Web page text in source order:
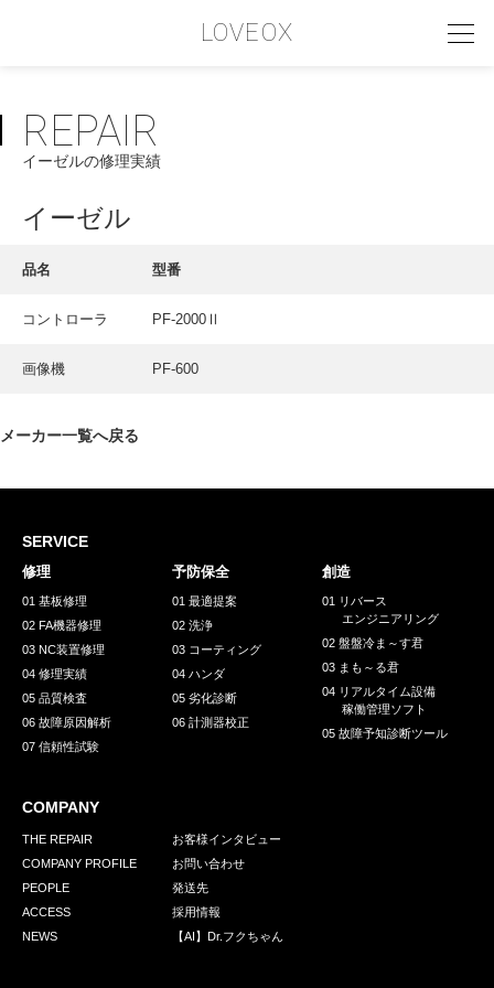
LOVEOX
PHILOSOPHY
フィロソフィー
COMPANY PROFILE
INTERVIEW
GREEN CHALLENGE
環境への取り組み
お問い合わせ 発送先
REPAIR
イーゼルの修理実績
イーゼル
品名 型番
コントローラ PF-2000Ⅱ
画像機 PF-600
メーカー一覧へ戻る
SERVICE
修理
01 基板修理
02 FA機器修理
03 NC装置修理
04 修理実績
05 品質検査
06 故障原因解析
07 信頼性試験
予防保全
01 最適提案
02 洗浄
03 コーティング
04 ハンダ
05 劣化診断
06 計測器校正
創造
01 リバース
エンジニアリング
02 盤盤冷ま～す君
03 まも～る君
04 リアルタイム設備
稼働管理ソフト
05 故障予知診断ツール
COMPANY
THE REPAIR
COMPANY PROFILE
PEOPLE
ACCESS
NEWS
お客様インタビュー
お問い合わせ
発送先
採用情報
【AI】Dr.フクちゃん